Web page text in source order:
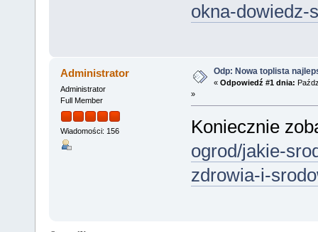
okna-dowiedz-
Administrator
Administrator
Full Member
Wiadomości: 156
Odp: Nowa toplista
« Odpowiedź #1 dnia:
»
Koniecznie
ogrod/jakie-
zdrowia-i-